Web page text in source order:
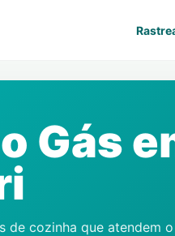
Gás
de cozinha que atendem